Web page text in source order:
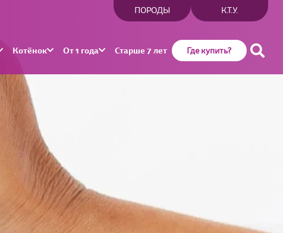
Котёнок От 1 года Старше 7 лет Где купить?
ПОРОДЫ К.Т.У.